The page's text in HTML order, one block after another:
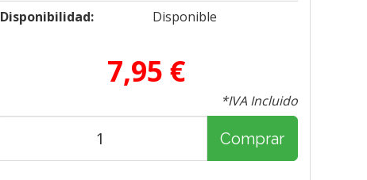
Disponibilidad:
Disponible
7,95 €
*IVA Incluido
Comprar